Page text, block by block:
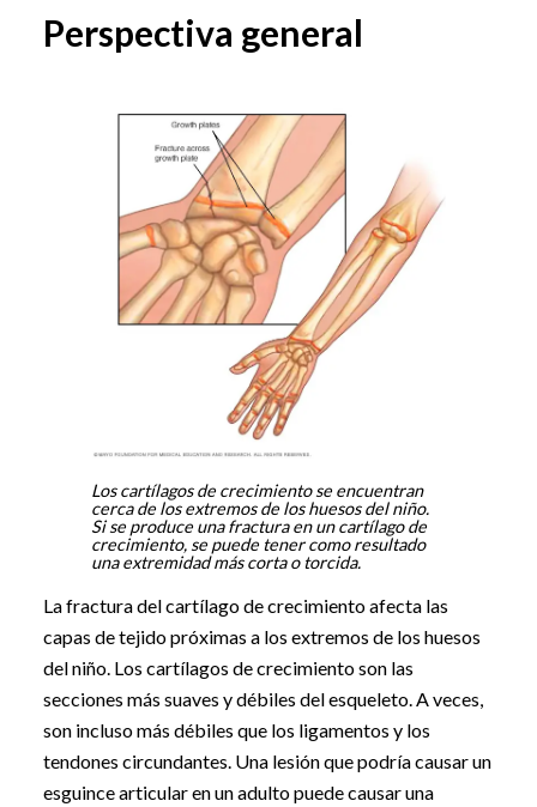
Perspectiva general
Los cartílagos de crecimiento se encuentran
cerca de los extremos de los huesos del niño.
Si se produce una fractura en un cartílago de
crecimiento, se puede tener como resultado
una extremidad más corta o torcida.
La fractura del cartílago de crecimiento afecta las
capas de tejido próximas a los extremos de los huesos
del niño. Los cartílagos de crecimiento son las
secciones más suaves y débiles del esqueleto. A veces,
son incluso más débiles que los ligamentos y los
tendones circundantes. Una lesión que podría causar un
esguince articular en un adulto puede causar una